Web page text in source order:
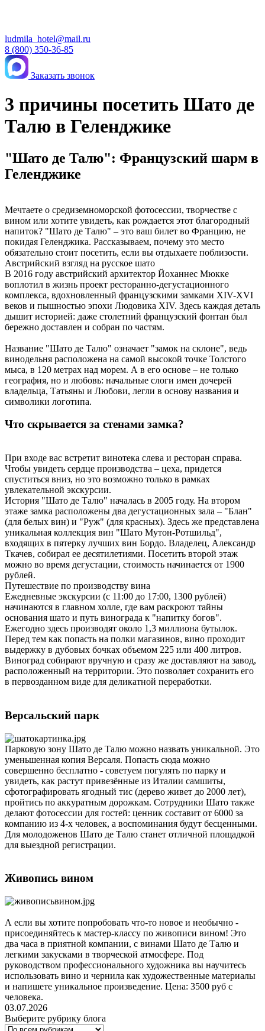
ludmila_hotel@mail.ru
8 (800) 350-36-85
Заказать звонок
3 причины посетить Шато де
Талю в Геленджике
"Шато де Талю": Французский шарм в
Геленджике
Мечтаете о средиземноморской фотосессии, творчестве с
вином или хотите увидеть, как рождается этот благородный
напиток? "Шато де Талю" – это ваш билет во Францию, не
покидая Геленджика. Рассказываем, почему это место
обязательно стоит посетить, если вы отдыхаете поблизости.
Австрийский взгляд на русское шато
В 2016 году австрийский архитектор Йоханнес Мюкке
воплотил в жизнь проект ресторанно-дегустационного
комплекса, вдохновленный французскими замками XIV-XVI
веков и пышностью эпохи Людовика XIV. Здесь каждая деталь
дышит историей: даже столетний французский фонтан был
бережно доставлен и собран по частям.
Название "Шато де Талю" означает "замок на склоне", ведь
винодельня расположена на самой высокой точке Толстого
мыса, в 120 метрах над морем. А в его основе – не только
география, но и любовь: начальные слоги имен дочерей
владельца, Татьяны и Любови, легли в основу названия и
символики логотипа.
Что скрывается за стенами замка?
При входе вас встретит винотека слева и ресторан справа.
Чтобы увидеть сердце производства – цеха, придется
спуститься вниз, но это возможно только в рамках
увлекательной экскурсии.
История "Шато де Талю" началась в 2005 году. На втором
этаже замка расположены два дегустационных зала – "Блан"
(для белых вин) и "Руж" (для красных). Здесь же представлена
уникальная коллекция вин "Шато Мутон-Ротшильд",
входящих в пятерку лучших вин Бордо. Владелец, Александр
Ткачев, собирал ее десятилетиями. Посетить второй этаж
можно во время дегустации, стоимость начинается от 1900
рублей.
Путешествие по производству вина
Ежедневные экскурсии (с 11:00 до 17:00, 1300 рублей)
начинаются в главном холле, где вам раскроют тайны
основания шато и путь винограда к "напитку богов".
Ежегодно здесь производят около 1,3 миллиона бутылок.
Перед тем как попасть на полки магазинов, вино проходит
выдержку в дубовых бочках объемом 225 или 400 литров.
Виноград собирают вручную и сразу же доставляют на завод,
расположенный на территории. Это позволяет сохранить его
в первозданном виде для деликатной переработки.
Версальский парк
Парковую зону Шато де Талю можно назвать уникальной. Это
уменьшенная копия Версаля. Попасть сюда можно
совершенно бесплатно - советуем погулять по парку и
увидеть, как растут привезённые из Италии самшиты,
сфотографировать ягодный тис (дерево живет до 2000 лет),
пройтись по аккуратным дорожкам. Сотрудники Шато также
делают фотосессии для гостей: ценник составит от 6000 за
компанию из 4-х человек, а воспоминания будут бесценными.
Для молодоженов Шато де Талю станет отличной площадкой
для выездной регистрации.
Живопись вином
А если вы хотите попробовать что-то новое и необычно -
присоединяйтесь к мастер-классу по живописи вином! Это
два часа в приятной компании, с винами Шато де Талю и
легкими закусками в творческой атмосфере. Под
руководством профессионального художника вы научитесь
использовать вино и чернила как художественные материалы
и напишете уникальное произведение. Цена: 3500 руб с
человека.
03.07.2026
Выберите рубрику блога